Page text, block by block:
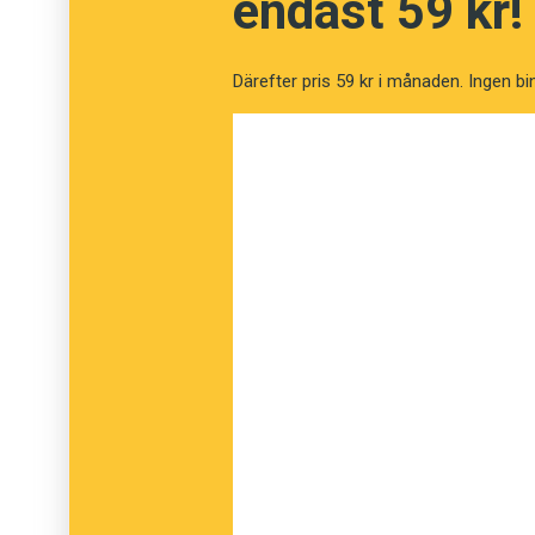
vara en bra estradpoet. Det viktiga är att nå
Därefter pris 59 kr i månaden. Ingen